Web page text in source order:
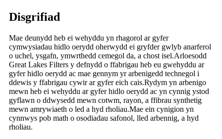
Disgrifiad
Mae deunydd heb ei wehyddu yn rhagorol ar gyfer
cymwysiadau hidlo oerydd oherwydd ei gryfder gwlyb anarferol
o uchel, ysgafn, ymwrthedd cemegol da, a chost isel.Arloesodd
Great Lakes Filters y defnydd o ffabrigau heb eu gwehyddu ar
gyfer hidlo oerydd ac mae gennym yr arbenigedd technegol i
ddewis y ffabrigau cywir ar gyfer eich cais.Rydym yn arbenigo
mewn heb ei wehyddu ar gyfer hidlo oerydd ac yn cynnig ystod
gyflawn o ddwysedd mewn cotwm, rayon, a ffibrau synthetig
mewn amrywiaeth o led a hyd rholiau.Mae ein cynigion yn
cynnwys pob math o osodiadau safonol, lled arbennig, a hyd
rholiau.